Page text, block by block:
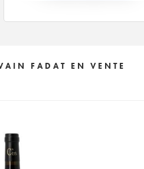
FADAT EN VENTE